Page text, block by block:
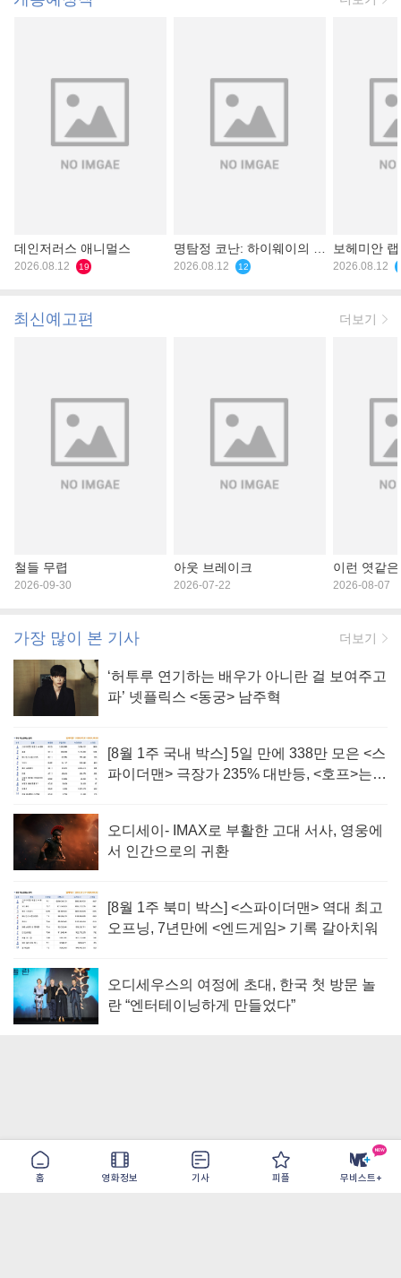
홈 영화정보 기사 피플 무비스트+
데인저러스 애니멀스
2026.08.12 19
명탐정 코난: 하이웨이의 타
천사
2026.08.12 12
보헤미안
2026.08.12
최신예고편 더보기
철들 무렵
2026-09-30
아웃 브레이크
2026-07-22
이런 엿같
2026-08-07
가장 많이 본 기사 더보기
‘허투루 연기하는 배우가 아니란 걸 보여주고
파’ 넷플릭스 <동궁> 남주혁
[8월 1주 국내 박스] 5일 만에 338만 모은 <스
파이더맨> 극장가 235% 대반등, <호프>는
오디세이- IMAX로 부활한 고대 서사, 영웅에
서 인간으로의 귀환
[8월 1주 북미 박스] <스파이더맨> 역대 최고
오프닝, 7년만에 <엔드게임> 기록 갈아치워
오디세우스의 여정에 초대, 한국 첫 방문 놀
란 “엔터테이닝하게 만들었다”